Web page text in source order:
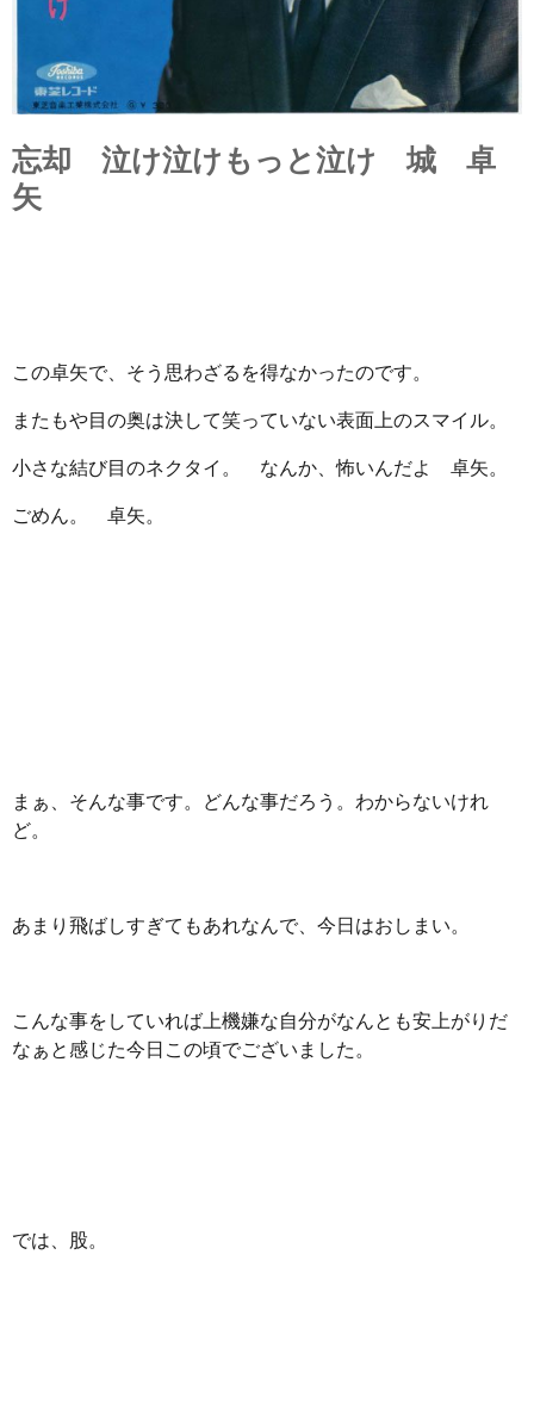
忘却 泣け泣けもっと泣け 城 卓
矢
この卓矢で、そう思わざるを得なかったのです。
またもや目の奥は決して笑っていない表面上のスマイル。
小さな結び目のネクタイ。 なんか、怖いんだよ 卓矢。
ごめん。 卓矢。
まぁ、そんな事です。どんな事だろう。わからないけれ
ど。
あまり飛ばしすぎてもあれなんで、今日はおしまい。
こんな事をしていれば上機嫌な自分がなんとも安上がりだ
なぁと感じた今日この頃でございました。
では、股。